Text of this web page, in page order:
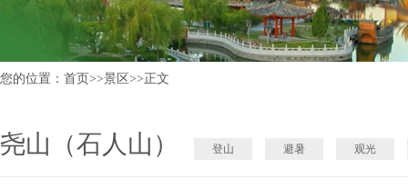
您的位置： 首页>>景区>>正文
尧山（石人山） 登山 避暑 观光